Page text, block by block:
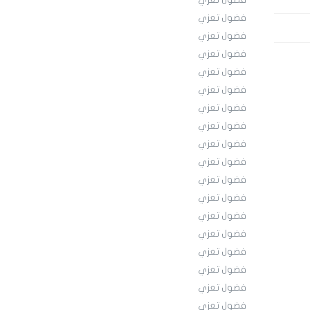
فضول تعزي
فضول تعزي
فضول تعزي
فضول تعزي
فضول تعزي
فضول تعزي
فضول تعزي
فضول تعزي
فضول تعزي
فضول تعزي
فضول تعزي
فضول تعزي
فضول تعزي
فضول تعزي
فضول تعزي
فضول تعزي
فضول تعزي